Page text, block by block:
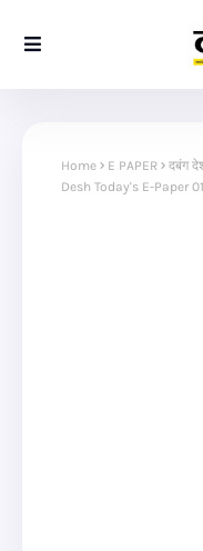
Home E PAPER
दबंग
Desh Today's E-Paper